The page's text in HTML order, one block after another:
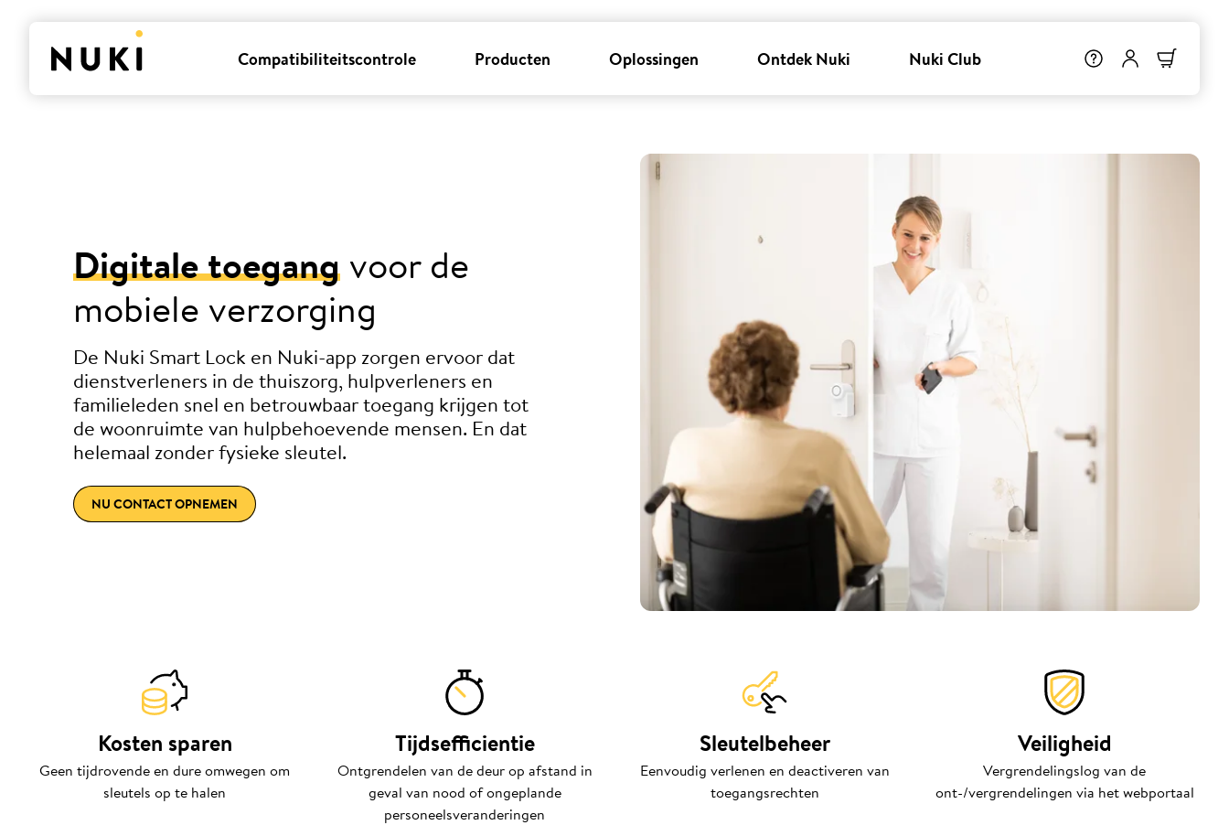
Compatibiliteitscontrole Producten Oplossingen Ontdek Nuki Nuki Club
Digitale toegangvoor de
mobiele verzorging
De Nuki Smart Lock en Nuki-app zorgen ervoor dat
dienstverleners in de thuiszorg, hulpverleners en
familieleden snel en betrouwbaar toegang krijgen tot
de woonruimte van hulpbehoevende mensen. En dat
helemaal zonder fysieke sleutel.
NU CONTACT OPNEMEN
Kosten sparen
Geen tijdrovende en dure omwegen om
sleutels op te halen
Tijdsefficientie
Ontgrendelen van de deur op afstand in
geval van nood of ongeplande
personeelsveranderingen
Sleutelbeheer
Eenvoudig verlenen en deactiveren van
toegangsrechten
Veiligheid
Vergrendelingslog van de
ont-/vergrendelingen via het webportaal